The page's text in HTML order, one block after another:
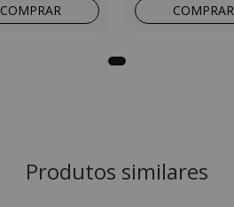
COMPRAR COMPRAR
Produtos similares